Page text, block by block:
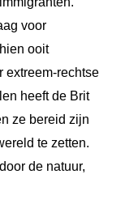
voor
ooit
extreem-rechtse
heeft de Brit
ze bereid zijn
te zetten.
de natuur,